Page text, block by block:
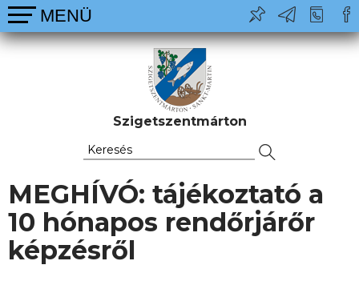
Szigetszentmárton
MEGHÍVÓ: tájékoztató a
10 hónapos rendőrjárőr
képzésről